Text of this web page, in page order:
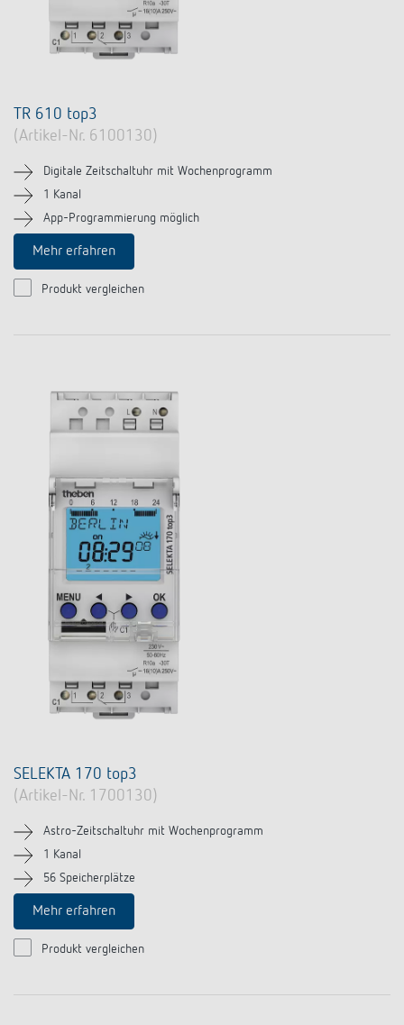
TR 610 top3
(Artikel-Nr. 6100130)
Digitale Zeitschaltuhr mit Wochenprogramm
1 Kanal
App-Programmierung möglich
Mehr erfahren
Produkt vergleichen
SELEKTA 170 top3
(Artikel-Nr. 1700130)
Astro-Zeitschaltuhr mit Wochenprogramm
1 Kanal
56 Speicherplätze
Mehr erfahren
Produkt vergleichen